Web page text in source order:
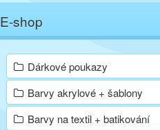
E-shop
Dárkové poukazy
Barvy akrylové + šablony
Barvy na textil + batikování